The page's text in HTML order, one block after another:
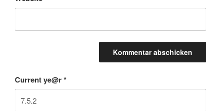
Current ye@r*